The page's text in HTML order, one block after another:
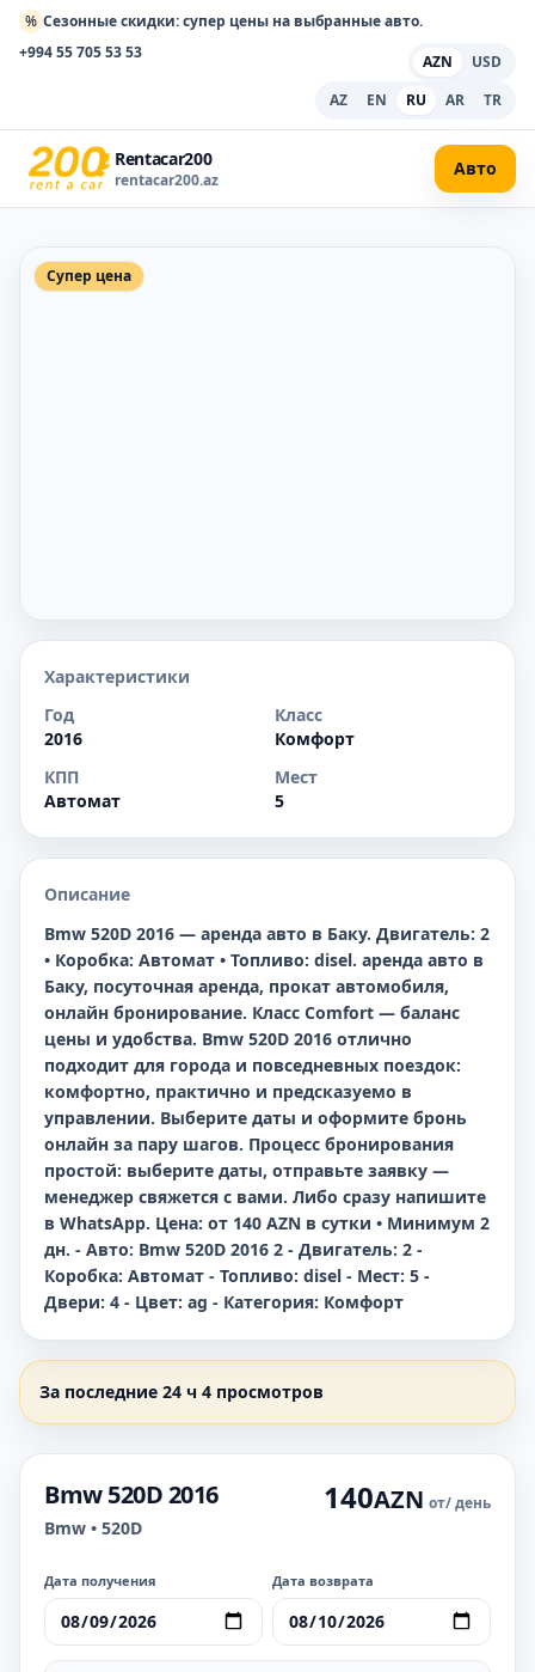
% Сезонные скидки: супер цены на выбранные авто.
+994 55 705 53 53
AZN
USD
AZ
EN RU AR TR
Rentacar200
rentacar200.az
Авто
Супер цена
Характеристики
Год
2016
Класс
Комфорт
КПП
Автомат
Мест
5
Описание
Bmw 520D 2016 — аренда авто в Баку. Двигатель: 2
• Коробка: Автомат • Топливо: disel. аренда авто в
Баку, посуточная аренда, прокат автомобиля,
онлайн бронирование. Класс Comfort — баланс
цены и удобства. Bmw 520D 2016 отлично
подходит для города и повседневных поездок:
комфортно, практично и предсказуемо в
управлении. Выберите даты и оформите бронь
онлайн за пару шагов. Процесс бронирования
простой: выберите даты, отправьте заявку —
менеджер свяжется с вами. Либо сразу напишите
в WhatsApp. Цена: от 140 AZN в сутки • Минимум 2
дн. - Авто: Bmw 520D 2016 2 - Двигатель: 2 -
Коробка: Автомат - Топливо: disel - Мест: 5 -
Двери: 4 - Цвет: ag - Категория: Комфорт
За последние 24 ч 4 просмотров
Bmw 520D 2016
Bmw • 520D
140AZN от/ день
Дата получения Дата возврата